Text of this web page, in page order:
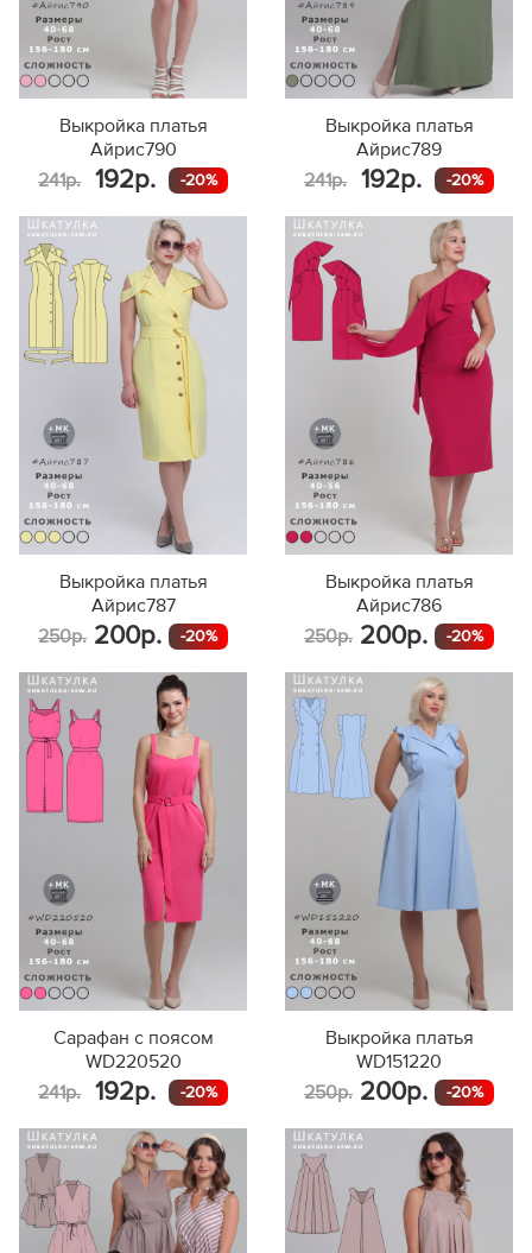
Выкройка платья
Айрис790
241р.
192р. -20%
Выкройка платья
Айрис789
241р.
192р. -20%
Выкройка платья
Айрис787
250р. 200р. -20%
Выкройка платья
Айрис786
250р. 200р. -20%
Сарафан с поясом
WD220520
241р.
192р. -20%
Выкройка платья
WD151220
250р. 200р. -20%